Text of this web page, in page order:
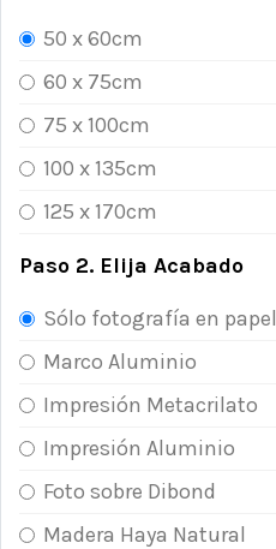
50 x 60cm
60 x 75cm
75 x 100cm
100 x 135cm
125 x 170cm
Paso 2. Elija Acabado
Sólo fotografía en papel
Marco Aluminio
Impresión Metacrilato
Impresión Aluminio
Foto sobre Dibond
Madera Haya Natural